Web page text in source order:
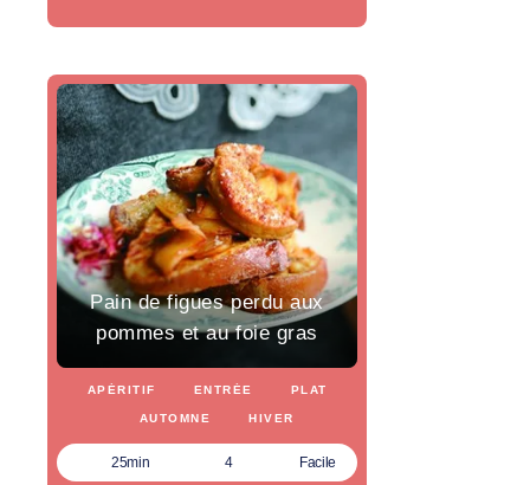
Pain de figues perdu aux
pommes et au foie gras
APÉRITIF ENTRÉE PLAT
AUTOMNE HIVER
25min 4 Facile